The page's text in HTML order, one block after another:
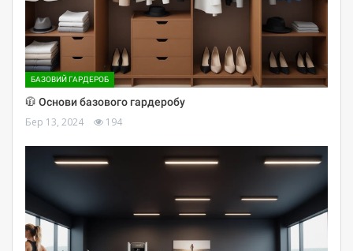
БАЗОВИЙ ГАРДЕРОБ
🧥 Основи базового гардеробу
Бер 13, 2024 194